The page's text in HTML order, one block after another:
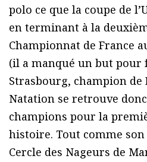
polo ce que la coupe de
en terminant à la
Championnat de France
(il a manqué un but pour
Strasbourg, champion de
Natation se retrouve
champions pour la
histoire. Tout comme
Cercle des Nageurs de